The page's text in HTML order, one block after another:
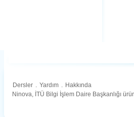
Dersler . Yardım . Hakkında
Ninova, İTÜ Bilgi İşlem Daire Başkanlığı